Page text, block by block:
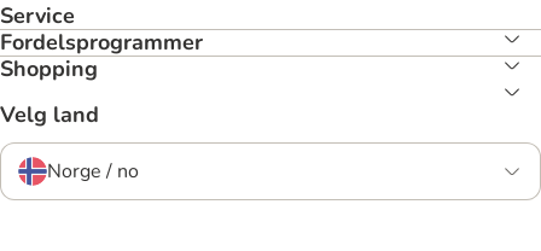
Service
Fordelsprogrammer
Shopping
Velg land
Norge / no